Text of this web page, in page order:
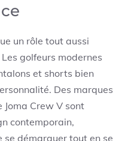
un rôle tout aussi
golfeurs modernes
et shorts bien
Des marques
Joma Crew V sont
contemporain,
démarquer tout en se